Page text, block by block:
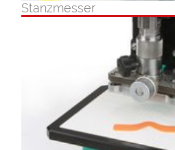
Stanzmesser